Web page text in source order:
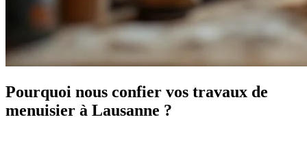
Pourquoi nous confier vos travaux de
menuisier à Lausanne ?